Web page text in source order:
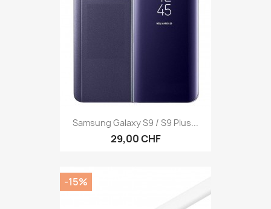
Samsung Galaxy S9 / S9 Plus...
29,00 CHF
-15%